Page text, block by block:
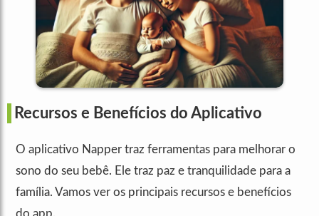
Recursos e Benefícios do Aplicativo
O aplicativo Napper traz ferramentas para melhorar o
sono do seu bebê. Ele traz paz e tranquilidade para a
família. Vamos ver os principais recursos e benefícios